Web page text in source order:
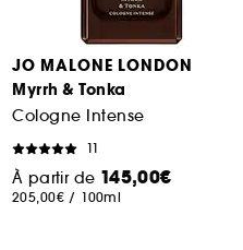
JO MALONE LONDON
Myrrh & Tonka
Cologne Intense
11
À partir de 145,00€
205,00€ / 100ml